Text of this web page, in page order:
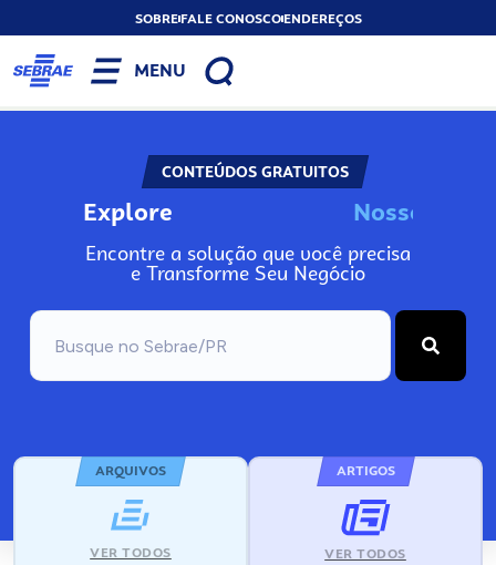
SOBREFALE CONOSCOENDEREÇOS
MENU
CONTEÚDOS GRATUITOS
Explore Nosso
Encontre a solução que você precisa
e Transforme Seu Negócio
ARQUIVOS
VER TODOS
ARTIGOS
VER TODOS